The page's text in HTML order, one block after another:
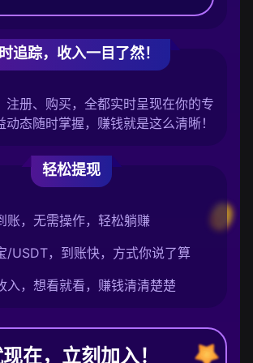
追踪，收入一目了然！
注册、购买，全都实时呈现在你的专
动态随时掌握，赚钱就是这么清晰！
轻松提现
账，无需操作，轻松躺赚
/USDT，到账快，方式你说了算
入，想看就看，赚钱清清楚楚
在，立刻加入！